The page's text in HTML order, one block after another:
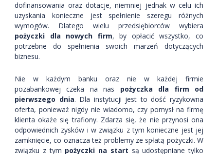
dofinansowania oraz dotacje, niemniej jednak w celu ich
uzyskania konieczne jest spełnienie szeregu różnych
wymogów. Dlatego wielu przedsiębiorców wybiera
pożyczki dla nowych firm, by opłacić wszystko, co
potrzebne do spełnienia swoich marzeń dotyczących
biznesu.
Nie w każdym banku oraz nie w każdej firmie
pozabankowej czeka na nas pożyczka dla firm od
pierwszego dnia. Dla instytucji jest to dość ryzykowna
oferta, ponieważ nigdy nie wiadomo, czy pomysł na firmę
klienta okaże się trafiony. Zdarza się, że nie przynosi ona
odpowiednich zysków i w związku z tym konieczne jest jej
zamknięcie, co oznacza też problemy ze spłatą pożyczki. W
związku z tym pożyczki na start są udostępniane tylko